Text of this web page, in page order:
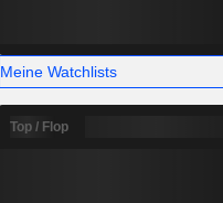
Meine Watchlists
Top / Flop